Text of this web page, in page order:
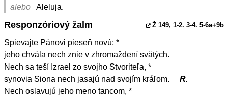
alebo
Aleluja.
Responzóriový žalm Ž 149, 1-2. 3-4. 5-6a+9b
Spievajte Pánovi pieseň novú; *
jeho chvála nech znie v zhromaždení svätých.
Nech sa teší Izrael zo svojho Stvoriteľa, *
synovia Siona nech jasajú nad svojím kráľom.
R.
Nech oslavujú jeho meno tancom, *